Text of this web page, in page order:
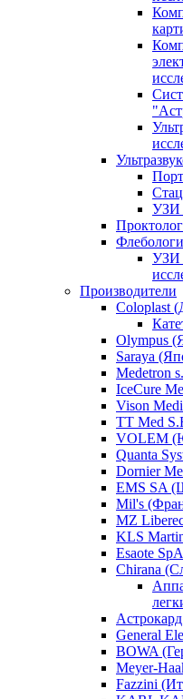
УЗИ
УЗИ
Производители
Coloplast
Olympus
Saraya
Medetron
IceCure
Vison
TT Med
VOLEM
Quanta
Dornier
EMS SA
Mil's
MZ
KLS
Esaote
Chirana
General
BOWA
Meyer-
Fazzini